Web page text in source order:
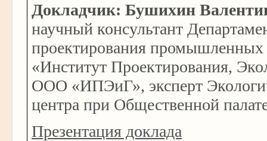
Докладчик: Бушихин
научный консультант
проектирования
«Институт Проектирования,
ООО «ИПЭиГ», эксперт
центра при Общественной
Презентация доклада